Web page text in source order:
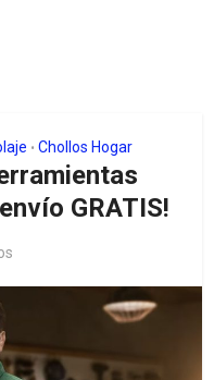
• Chollos Hogar
GRATIS!